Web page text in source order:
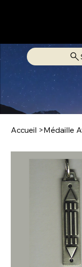
Accueil >Médaille
LIBRAIRIE